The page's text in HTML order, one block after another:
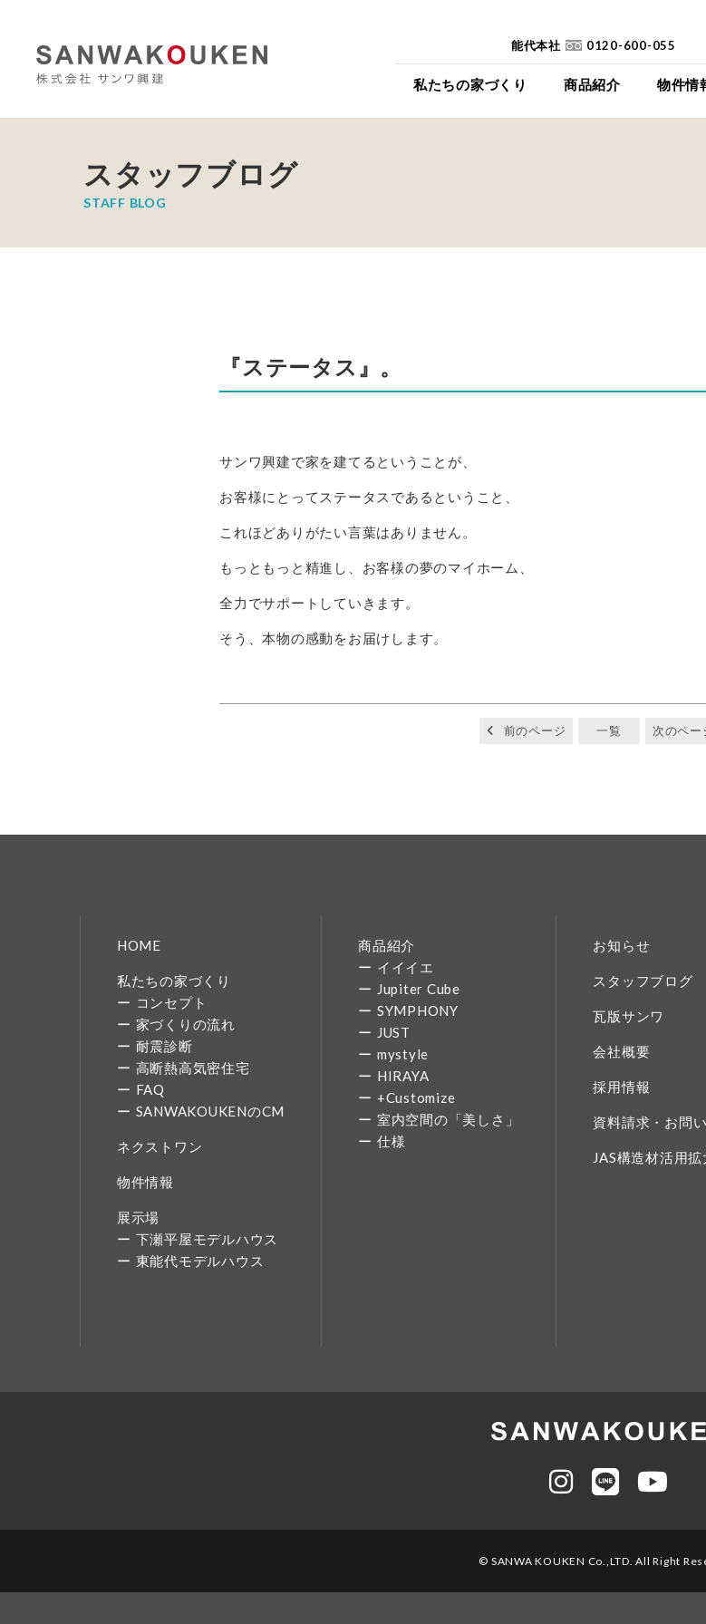
私たちの家づくり
コンセプト
商品紹介
イイイエ
物件情
能代本社 0120-600-055
スタッフブログ
STAFF BLOG
『ステータス』。
サンワ興建で家を建てるということが、
お客様にとってステータスであるということ、
これほどありがたい言葉はありません。
もっともっと精進し、お客様の夢のマイホーム、
全力でサポートしていきます。
そう、本物の感動をお届けします。
前のページ 一覧 次のペー
HOME
私たちの家づくり
コンセプト
家づくりの流れ
耐震診断
高断熱高気密住宅
FAQ
SANWAKOUKENのCM
ネクストワン
物件情報
展示場
下瀬平屋モデルハウス
東能代モデルハウス
商品紹介
イイイエ
Jupiter Cube
SYMPHONY
JUST
mystyle
HIRAYA
+Customize
室内空間の「美しさ」
仕様
お知らせ
スタッフブログ
瓦版サンワ
会社概要
採用情報
資料請求・お問
JAS構造材活用
© SANWA KOUKEN Co.,LTD. All Right